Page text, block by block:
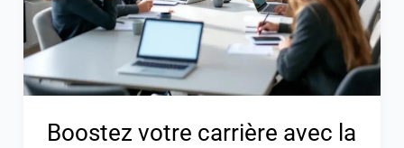
Boostez votre carrière avec la
LinkedIn
Emmanuelle